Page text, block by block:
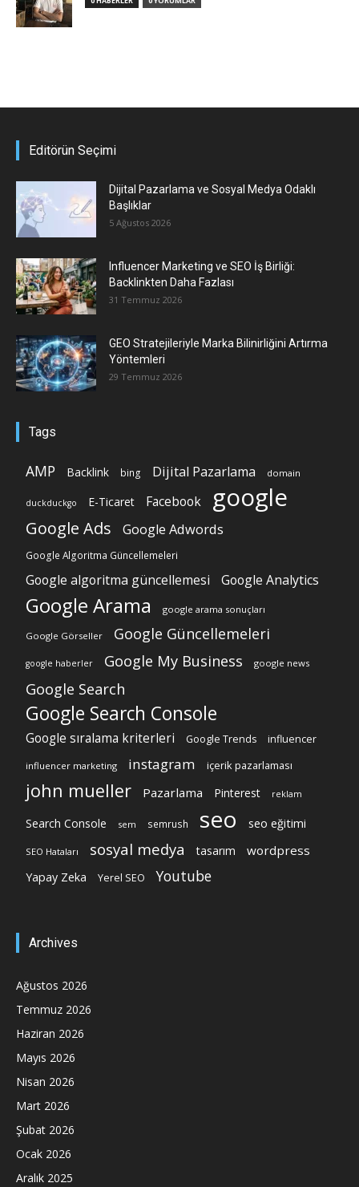
Editörün Seçimi
Dijital Pazarlama ve Sosyal Medya Odaklı
Başlıklar
5 Ağustos 2026
Influencer Marketing ve SEO İş Birliği:
Backlinkten Daha Fazlası
31 Temmuz 2026
GEO Stratejileriyle Marka Bilinirliğini Artırma
Yöntemleri
29 Temmuz 2026
Tags
AMP Backlink bing Dijital Pazarlama domain
duckduckgo E-Ticaret Facebook google
Google Ads Google Adwords
Google Algoritma Güncellemeleri
Google algoritma güncellemesi Google Analytics
Google Arama google arama sonuçları
Google Görseller Google Güncellemeleri
google haberler Google My Business google news
Google Search
Google Search Console
Google sıralama kriterleri Google Trends influencer
influencer marketing instagram içerik pazarlaması
john mueller Pazarlama Pinterest reklam
Search Console sem semrush seo seo eğitimi
SEO Hataları sosyal medya tasarım wordpress
Yapay Zeka Yerel SEO Youtube
Archives
Ağustos 2026
Temmuz 2026
Haziran 2026
Mayıs 2026
Nisan 2026
Mart 2026
Şubat 2026
Ocak 2026
Aralık 2025